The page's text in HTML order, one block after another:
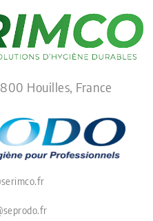
Houilles, France